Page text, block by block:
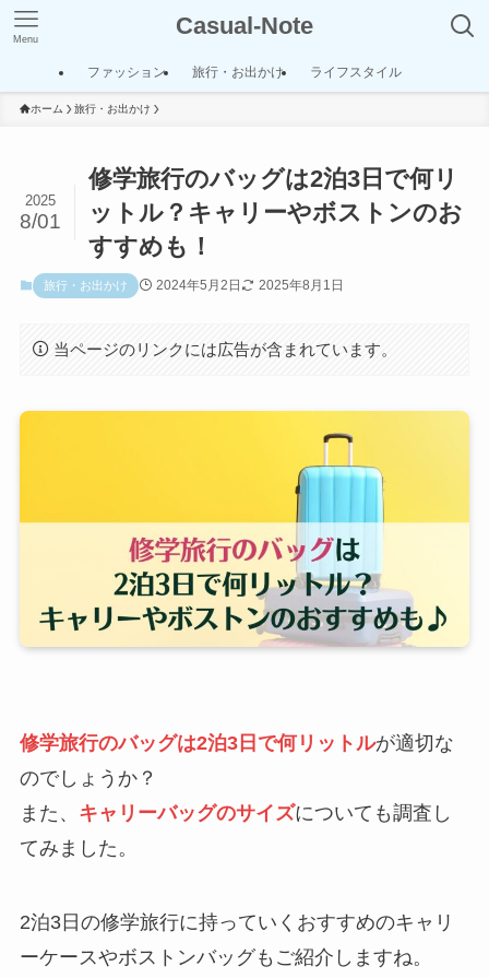
Casual-Note
Menu
ファッション 旅行・お出かけ ライフスタイル
ホーム 旅行・お出かけ
修学旅行のバッグは2泊3日で何リ
ットル？キャリーやボストンのお
すすめも！
2025
8/01
旅行・お出かけ 2024年5月2日 2025年8月1日
当ページのリンクには広告が含まれています。
修学旅行のバッグは2泊3日で何リットルが適切な
のでしょうか？
また、 キャリーバッグのサイズについても調査し
てみました。
2泊3日の修学旅行に持っていくおすすめのキャリ
ーケースやボストンバッグもご紹介しますね。